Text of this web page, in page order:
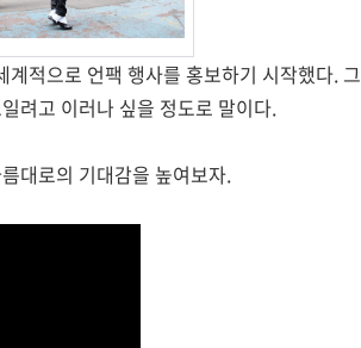
적으로 언팩 행사를 홍보하기 시작했다. 그
려고 이러나 싶을 정도로 말이다.
대로의 기대감을 높여보자.